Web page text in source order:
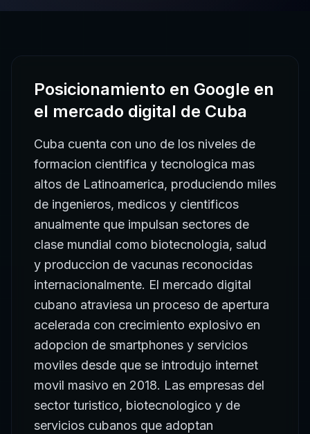
Posicionamiento en Google en
el mercado digital de Cuba
Cuba cuenta con uno de los niveles de
formacion cientifica y tecnologica mas
altos de Latinoamerica, produciendo miles
de ingenieros, medicos y cientificos
anualmente que impulsan sectores de
clase mundial como biotecnologia, salud
y produccion de vacunas reconocidas
internacionalmente. El mercado digital
cubano atraviesa un proceso de apertura
acelerada con crecimiento explosivo en
adopcion de smartphones y servicios
moviles desde que se introdujo internet
movil masivo en 2018. Las empresas del
sector turistico, biotecnologico y de
servicios cubanos que adoptan